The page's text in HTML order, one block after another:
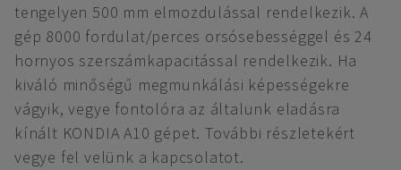
tengelyen 500 mm elmozdulással rendelkezik. A
gép 8000 fordulat/perces orsósebességgel és 24
hornyos szerszámkapacitással rendelkezik. Ha
kiváló minőségű megmunkálási képességekre
vágyik, vegye fontolóra az általunk eladásra
kínált KONDIA A10 gépet. További részletekért
vegye fel velünk a kapcsolatot.